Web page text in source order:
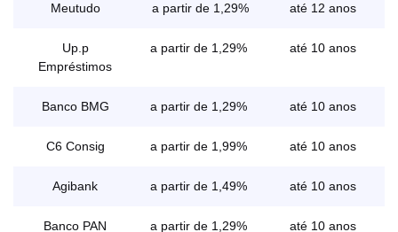
Meutudo a partir de 1,29% até 12 anos
Up.p
Empréstimos
a partir de 1,29% até 10 anos
Banco BMG a partir de 1,29% até 10 anos
C6 Consig a partir de 1,99% até 10 anos
Agibank a partir de 1,49% até 10 anos
Banco PAN a partir de 1,29% até 10 anos